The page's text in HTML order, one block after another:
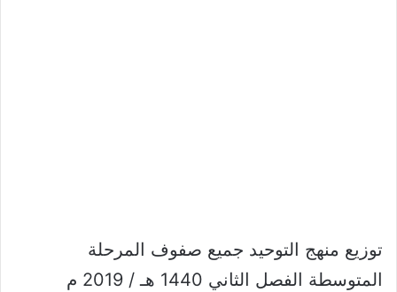
توزيع منهج التوحيد جميع صفوف المرحلة
المتوسطة الفصل الثاني 1440 هـ / 2019 م